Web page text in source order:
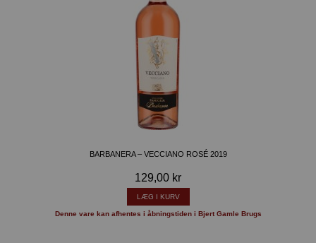
BARBANERA – VECCIANO ROSÉ 2019
129,00 kr
LÆG I KURV
Denne vare kan afhentes i åbningstiden i Bjert Gamle Brugs